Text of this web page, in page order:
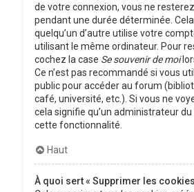
de votre connexion, vous ne
pendant une durée déterminée.
quelqu’un d’autre utilise votre
utilisant le même ordinateur. Pour
cochez la case Se souvenir de moi
Ce n’est pas recommandé si vous
public pour accéder au forum
café, université, etc.). Si vous ne
cela signifie qu’un administrateur
cette fonctionnalité.
Haut
À quoi sert « Supprimer les